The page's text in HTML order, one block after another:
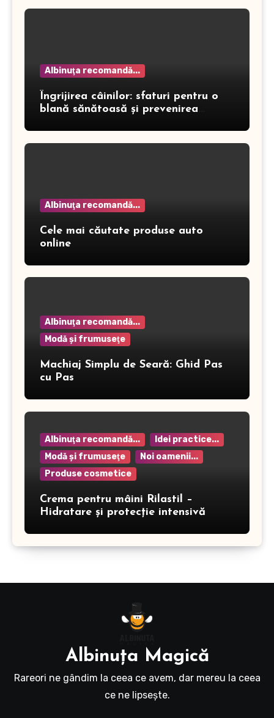
Albinuţa recomandă...
Îngrijirea câinilor: sfaturi pentru o
blană sănătoasă și prevenirea
Albinuţa recomandă...
Cele mai căutate produse auto
online
Albinuţa recomandă...
Modă şi frumuseţe
Machiaj Simplu de Seară: Ghid Pas
cu Pas
Albinuţa recomandă...
Idei practice...
Modă şi frumuseţe
Noi oamenii...
Produse cosmetice
Crema pentru mâini Rilastil –
Hidratare și protecție intensivă
Albinuţa Magică
Rareori ne gândim la ceea ce avem, dar mereu la ceea
ce ne lipseşte.